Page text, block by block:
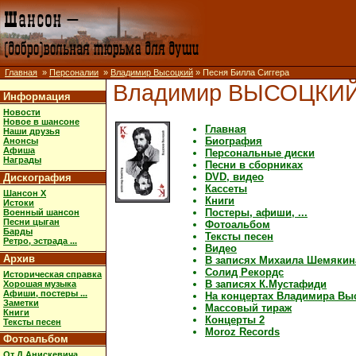
Главная » Персоналии » Владимир Высоцкий » Песня Билла Сиггера
Информация
Новости
Новое в шансоне
Наши друзья
Анонсы
Афиша
Награды
Дискография
Шансон X
Истоки
Военный шансон
Песни цыган
Барды
Ретро, эстрада ...
Архив
Историческая справка
Хорошая музыка
Афиши, постеры ...
Заметки
Книги
Тексты песен
Фотоальбом
Владимир
Главная
Биография
Персональные диски
Песни в сборниках
DVD, видео
Кассеты
Книги
Постеры, афиши, ...
Фотоальбом
Тексты песен
Видео
В записях Михаила
Солид Рекордс
В записях К.Мустафиди
На концертах Владимира
Массовый тираж
Концерты 2
Moroz Records